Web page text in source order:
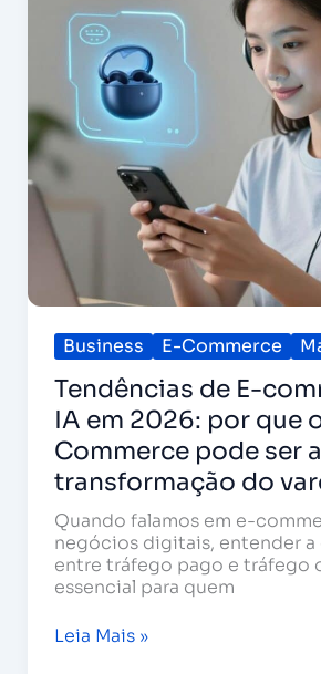
Business E-Commerce
Tendências de E-
IA em 2026: por que
Commerce pode ser
transformação do
Quando falamos em e-
negócios digitais, entender a
entre tráfego pago e tráfego
essencial para quem
commerce
em
2026:
por
que
o
Agentic
Commerce
pode
ser
maior
do
varejo
digital
Leia Mais »